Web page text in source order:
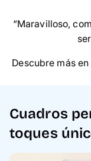
“Maravilloso,
Descubre más en
Cuadros
toques